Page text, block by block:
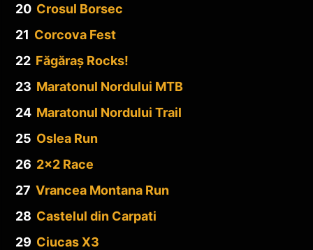
20 Crosul Borsec
21 Corcova Fest
22 Făgăraș Rocks!
23 Maratonul Nordului MTB
24 Maratonul Nordului Trail
25 Oslea Run
26 2×2 Race
27 Vrancea Montana Run
28 Castelul din Carpati
29 Ciucas X3